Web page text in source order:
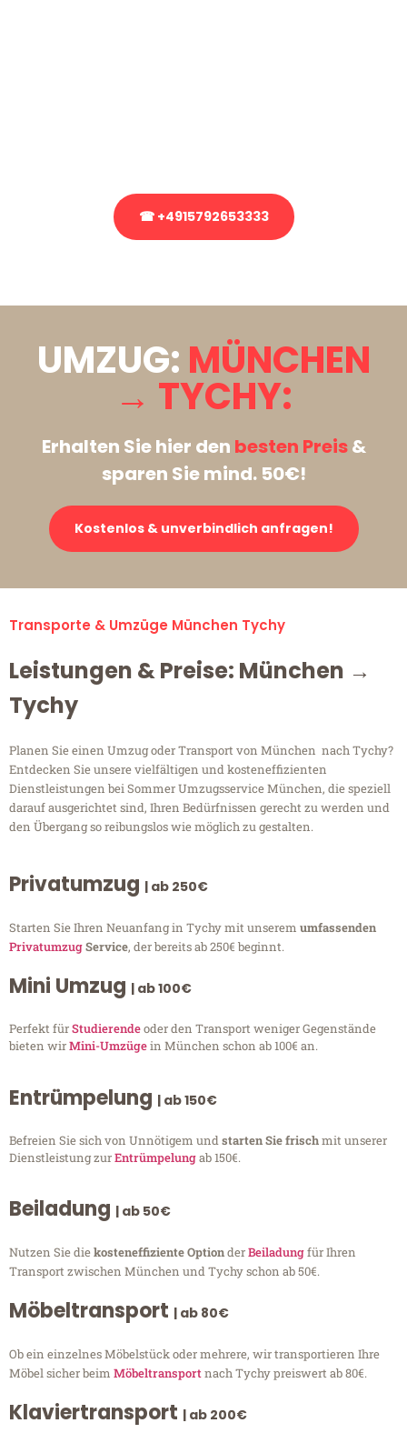
☎ +4915792653333
UMZUG: MÜNCHEN
→ TYCHY:
Erhalten Sie hier den besten Preis&
sparen Sie mind. 50€!
Kostenlos & unverbindlich anfragen!
Transporte & Umzüge München Tychy
Leistungen & Preise: München →
Tychy
Planen Sie einen Umzug oder Transport von München nach Tychy?
Entdecken Sie unsere vielfältigen und kosteneffizienten
Dienstleistungen bei Sommer Umzugsservice München, die speziell
darauf ausgerichtet sind, Ihren Bedürfnissen gerecht zu werden und
den Übergang so reibungslos wie möglich zu gestalten.
Privatumzug | ab 250€
Starten Sie Ihren Neuanfang in Tychy mit unserem umfassenden
PrivatumzugService, der bereits ab 250€ beginnt.
Mini Umzug | ab 100€
Perfekt fürStudierendeoder den Transport weniger Gegenstände
bieten wirMini-Umzügein München schon ab 100€ an.
Entrümpelung | ab 150€
Befreien Sie sich von Unnötigem undstarten Sie frischmit unserer
Dienstleistung zurEntrümpelungab 150€.
Beiladung | ab 50€
Nutzen Sie diekosteneffiziente OptionderBeiladungfür Ihren
Transport zwischen München und Tychy schon ab 50€.
Möbeltransport | ab 80€
Ob ein einzelnes Möbelstück oder mehrere, wir transportieren Ihre
Möbel sicher beim Möbeltransportnach Tychy preiswert ab 80€.
Klaviertransport | ab 200€